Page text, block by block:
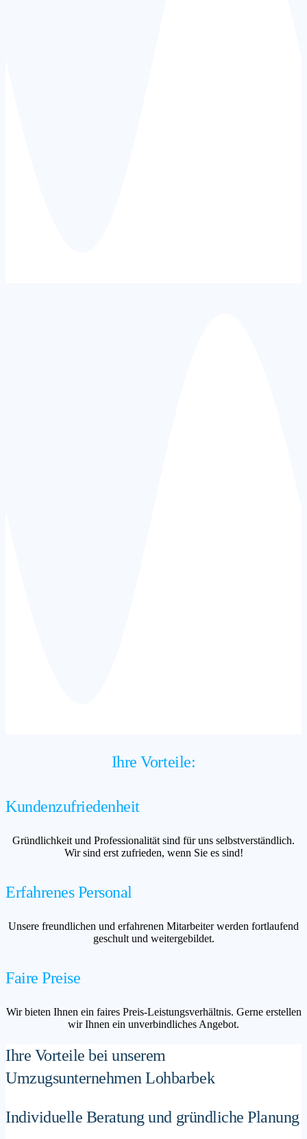
Ihre Vorteile:
Kundenzufriedenheit
Gründlichkeit und Professionalität sind für uns selbstverständlich.
Wir sind erst zufrieden, wenn Sie es sind!
Erfahrenes Personal
Unsere freundlichen und erfahrenen Mitarbeiter werden fortlaufend
geschult und weitergebildet.
Faire Preise
Wir bieten Ihnen ein faires Preis-Leistungsverhältnis. Gerne erstellen
wir Ihnen ein unverbindliches Angebot.
Ihre Vorteile bei unserem
Umzugsunternehmen Lohbarbek
Individuelle Beratung und gründliche Planung